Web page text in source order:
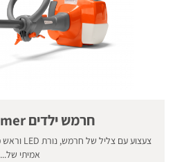
חרמש ילדים Toy Trimmer
אמיתי של...